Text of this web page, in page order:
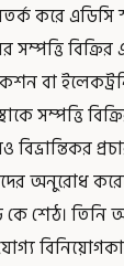
করে এডিসি
সম্পত্তি
বা
সম্পত্তি
অনুরোধ
কে শেঠ।